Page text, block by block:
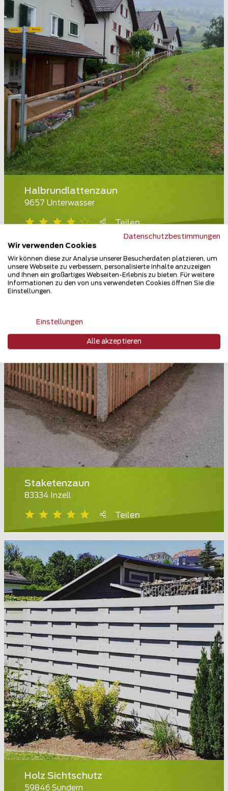
Halbrundlattenzaun
9657 Unterwasser
Teilen
Staketenzaun
83334 Inzell
Teilen
Holz Sichtschutz
59846 Sundern
Datenschutzbestimmungen
Wir verwenden Cookies
Wir können diese zur Analyse unserer Besucherdaten platzieren, um
unsere Webseite zu verbessern, personalisierte Inhalte anzuzeigen
und Ihnen ein großartiges Webseiten-Erlebnis zu bieten. Für weitere
Informationen zu den von uns verwendeten Cookies öffnen Sie die
Einstellungen.
Einstellungen
Alle akzeptieren